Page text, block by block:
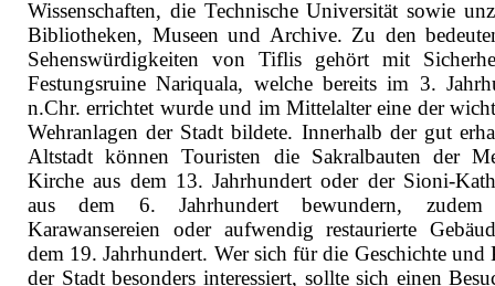
Wissenschaften, die Technische Universität sowie
Bibliotheken, Museen und Archive. Zu den
Sehenswürdigkeiten von Tiflis gehört mit
Festungsruine Nariquala, welche bereits im 3.
n.Chr. errichtet wurde und im Mittelalter eine der
Wehranlagen der Stadt bildete. Innerhalb der gut
Altstadt können Touristen die Sakralbauten der
Kirche aus dem 13. Jahrhundert oder der Sioni-
aus dem 6. Jahrhundert bewundern, zudem
Karawansereien oder aufwendig restaurierte
dem 19. Jahrhundert. Wer sich für die Geschichte und
der Stadt besonders interessiert, sollte sich einen